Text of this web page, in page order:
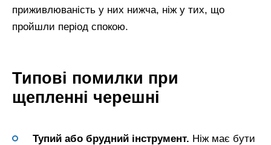
приживлюваність у них нижча, ніж у тих, що
пройшли період спокою.
Типові помилки при
щепленні черешні
Тупий або брудний інструмент. Ніж має бути